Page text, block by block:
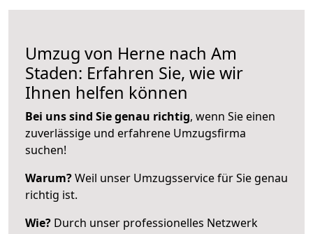
Umzug von Herne nach Am
Staden: Erfahren Sie, wie wir
Ihnen helfen können
Bei uns sind Sie genau richtig, wenn Sie einen
zuverlässige und erfahrene Umzugsfirma
suchen!
Warum?Weil unser Umzugsservice für Sie genau
richtig ist.
Wie? Durch unser professionelles Netzwerk